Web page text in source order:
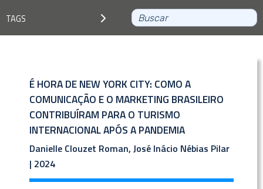
TAGS
É HORA DE NEW YORK CITY: COMO A
COMUNICAÇÃO E O MARKETING BRASILEIRO
CONTRIBUÍRAM PARA O TURISMO
INTERNACIONAL APÓS A PANDEMIA
Danielle Clouzet Roman, José Inácio Nébias Pilar
| 2024